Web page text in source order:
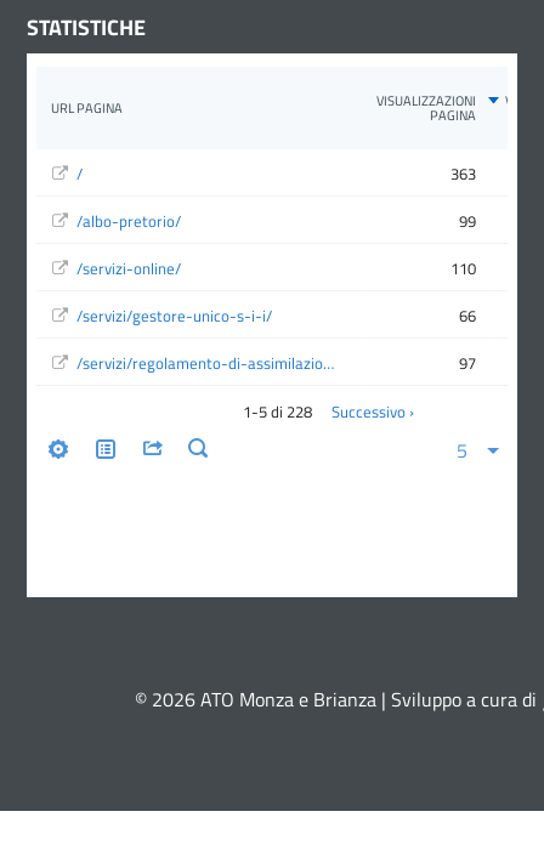
STATISTICHE
© 2026 ATO Monza e Brianza | Sviluppo a cura di